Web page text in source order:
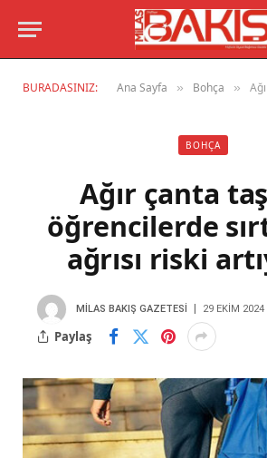
BURADASINIZ: Ana Sayfa » Bohça » Ağır
BOHÇA
Ağır çanta
öğrencilerde
ağrısı riski
MILAS BAKIŞ GAZETESI 29 EKIM 2024
Paylaş